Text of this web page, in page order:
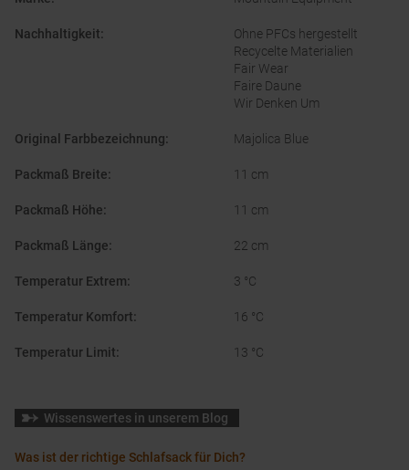
Nachhaltigkeit:
Ohne PFCs hergestellt
Recycelte Materialien
Fair Wear
Faire Daune
Wir Denken Um
Original Farbbezeichnung: Majolica Blue
Packmaß Breite: 11 cm
Packmaß Höhe: 11 cm
Packmaß Länge: 22 cm
Temperatur Extrem: 3 °C
Temperatur Komfort: 16 °C
Temperatur Limit: 13 °C
Wissenswertes in unserem Blog
Was ist der richtige Schlafsack für Dich?